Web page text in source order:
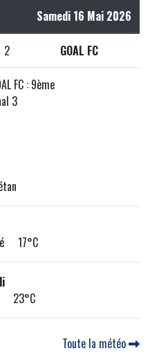
Samedi 16 Mai 2026
2 GOAL FC
FC : 9ème
3
17°C
23°C
Toute la météo